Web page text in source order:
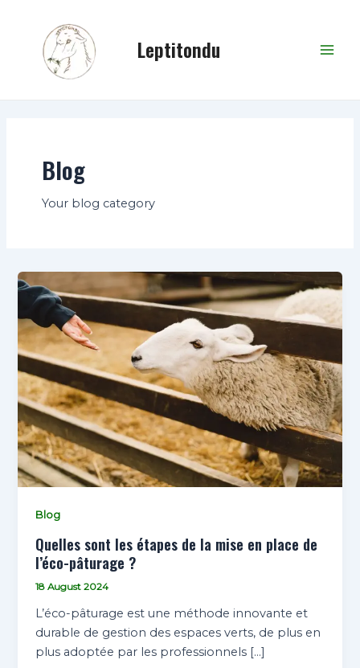
content
Leptitondu
Blog
Your blog category
Blog
Quelles sont les étapes de la mise en place de
l’éco-pâturage ?
18 August 2024
L’éco-pâturage est une méthode innovante et
durable de gestion des espaces verts, de plus en
plus adoptée par les professionnels […]